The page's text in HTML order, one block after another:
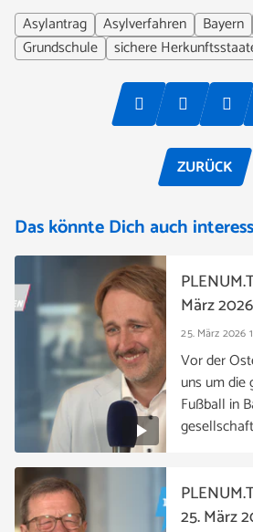
Asylantrag
Asylverfahren Bayern
Grundschule
sichere
ZURÜCK
Das könnte Dich auch
25. März 2026
März 2026
Vor der
uns um die
Fußball in
25. März